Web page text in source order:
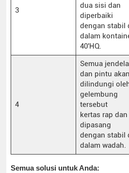
3
dua sisi dan
diperbaiki
dengan stabil
dalam
40'HQ.
4
Semua jendela
dan pintu akan
dilindungi
gelembung
tersebut
kertas rap dan
dipasang
dengan stabil
dalam wadah.
Semua solusi untuk Anda: